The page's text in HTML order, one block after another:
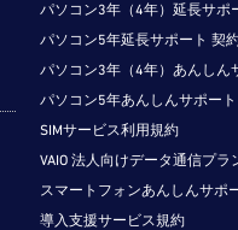
パソコン3年（4年）延長サポ
パソコン5年延長サポート 契
パソコン3年（4年）あんしん
パソコン5年あんしんサポー
SIMサービス利用規約
VAIO 法人向けデータ通信プラ
スマートフォンあんしんサポ
導入支援サービス規約